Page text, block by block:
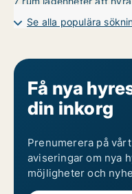
Se alla populära
Få nya
din inkorg
Prenumerera på
aviseringar om nya
möjligheter och